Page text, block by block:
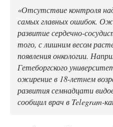
«Отсутствие контроля
самых главных ошибок.
развитие сердечно-
того, с лишним весом
появления онкологии.
Гетеборгского
ожирение в 18-летнем
развития семнадцати
сообщил врач в Telegram-